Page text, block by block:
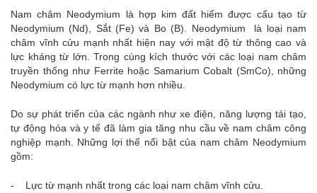
Nam châm Neodymium là hợp kim đất hiếm được cấu tạo từ
Neodymium (Nd), Sắt (Fe) và Bo (B). Neodymium là loại nam
châm vĩnh cửu mạnh nhất hiện nay với mật độ từ thông cao và
lực kháng từ lớn. Trong cùng kích thước với các loại nam châm
truyền thống như Ferrite hoặc Samarium Cobalt (SmCo), những
Neodymium có lực từ mạnh hơn nhiều.
Do sự phát triển của các ngành như xe điện, năng lượng tái tạo,
tự động hóa và y tế đã làm gia tăng nhu cầu về nam châm công
nghiệp mạnh. Những lợi thế nổi bật của nam châm Neodymium
gồm:
- Lực từ mạnh nhất trong các loại nam châm vĩnh cửu.